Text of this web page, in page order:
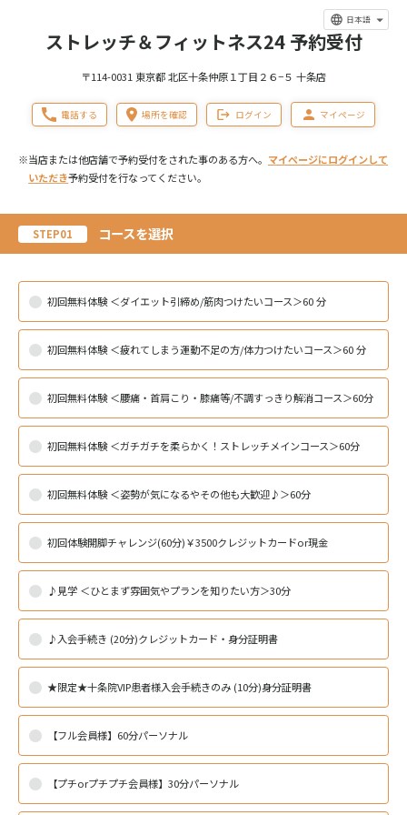
日本語
ストレッチ＆フィットネス24 予約受付
〒114-0031 東京都 北区十条仲原１丁目２６−５ 十条店
電話する 場所を確認 ログイン マイページ
※当店または他店舗で予約受付をされた事のある方へ。 マイページにログインして
いただき予約受付を行なってください。
STEP01 コースを選択
初回無料体験 ＜ダイエット引締め/筋肉つけたいコース＞60 分
初回無料体験 ＜疲れてしまう運動不足の方/体力つけたいコース＞60 分
初回無料体験 ＜腰痛・首肩こり・膝痛等/不調すっきり解消コース＞60分
初回無料体験 ＜ガチガチを柔らかく！ストレッチメインコース＞60分
初回無料体験 ＜姿勢が気になるやその他も大歓迎♪＞60分
初回体験開脚チャレンジ(60分)￥3500クレジットカードor現金
♪見学 ＜ひとまず雰囲気やプランを知りたい方＞30分
♪入会手続き (20分)クレジットカード・身分証明書
★限定★十条院VIP患者様入会手続きのみ (10分)身分証明書
【フル会員様】60分パーソナル
【プチorプチプチ会員様】30分パーソナル